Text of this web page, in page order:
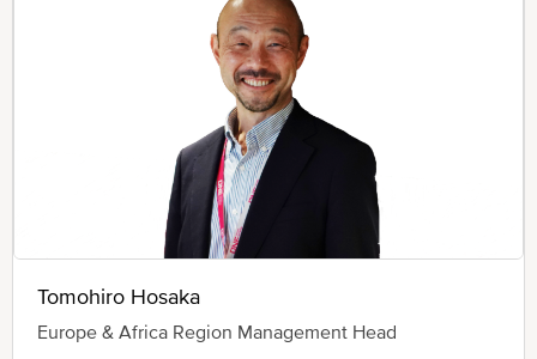
Tomohiro Hosaka
Europe & Africa Region Management Head